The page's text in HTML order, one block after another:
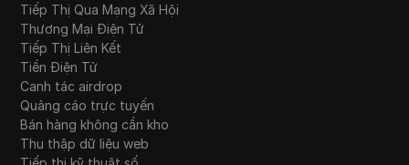
Tiếp Thị Qua Mạng Xã Hội
Thương Mại Điện Tử
Tiếp Thị Liên Kết
Tiền Điện Tử
Canh tác airdrop
Quảng cáo trực tuyến
Bán hàng không cần kho
Thu thập dữ liệu web